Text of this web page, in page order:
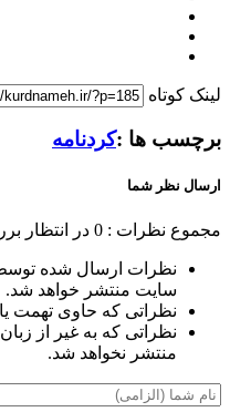
لینک کوتاه
برچسب ها :کردنامه
ارسال نظر شما
مجموع نظرات : 0 در انتظار
نظرات ارسال شده
سایت منتشر خواهد شد.
نظراتی که حاوی تهمت
نظراتی که به غیر از
منتشر نخواهد شد.